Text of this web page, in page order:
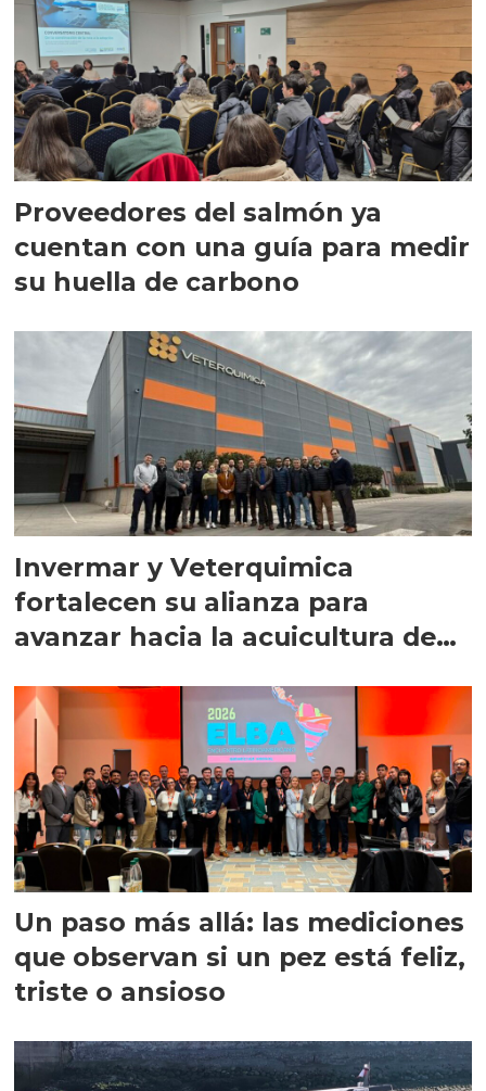
Proveedores del salmón ya
cuentan con una guía para medir
su huella de carbono
Invermar y Veterquimica
fortalecen su alianza para
avanzar hacia la acuicultura de
Un paso más allá: las mediciones
que observan si un pez está feliz,
triste o ansioso